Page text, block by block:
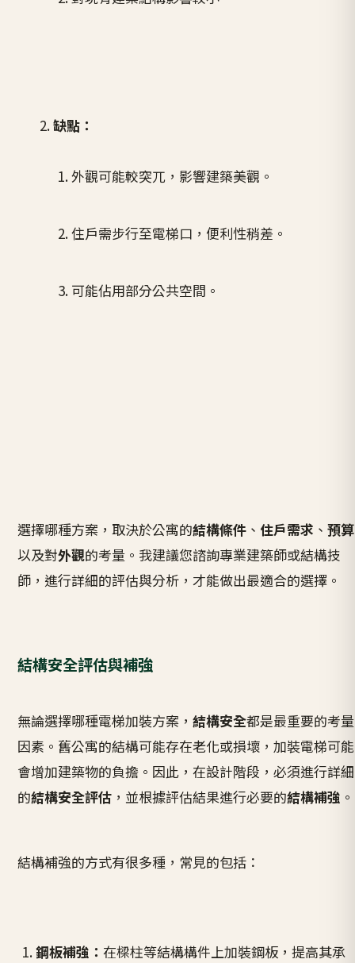
缺點：
外觀可能較突兀，影響建築美觀。
住戶需步行至電梯口，便利性稍差。
可能佔用部分公共空間。
選擇哪種方案，取決於公寓的結構條件 、 住戶需求 、預算
以及對外觀的考量。我建議您諮詢專業建築師或結構技
師，進行詳細的評估與分析，才能做出最適合的選擇。
結構安全評估與補強
無論選擇哪種電梯加裝方案，結構安全都是最重要的考量
因素。舊公寓的結構可能存在老化或損壞，加裝電梯可能
會增加建築物的負擔。因此，在設計階段，必須進行詳細
的結構安全評估 ，並根據評估結果進行必要的結構補強 。
結構補強的方式有很多種，常見的包括：
鋼板補強： 在樑柱等結構構件上加裝鋼板，提高其承